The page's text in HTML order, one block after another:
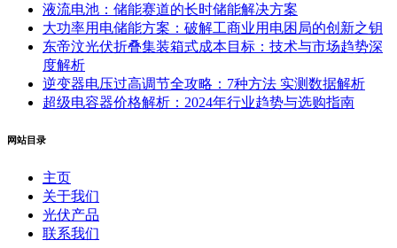
液流电池：储能赛道的长时储能解决方案
大功率用电储能方案：破解工商业用电困局的创新之钥
东帝汶光伏折叠集装箱式成本目标：技术与市场趋势深
度解析
逆变器电压过高调节全攻略：7种方法 实测数据解析
超级电容器价格解析：2024年行业趋势与选购指南
网站目录
主页
关于我们
光伏产品
联系我们